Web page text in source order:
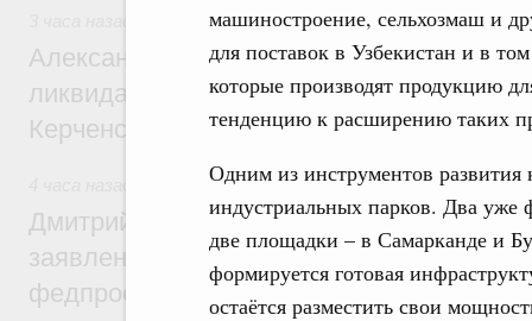
машиностроение, сельхозмаш и
для поставок в Узбекистан и в
которые производят продукцию
тенденцию к расширению таких
Одним из инструментов развития
индустриальных парков. Два
две площадки – в Самарканде и
формируется готовая
остаётся разместить свои
Чрезвычайные ситуации и ликвидация их
Александр Козлов провёл заседание
ликвидации последствий чрезвычайной
Керченском проливе
Среднее профессиональное образование
Дмитрий Чернышенко: Установлен
заявлений от абитуриентов колледжей и
федпроекта «Профессионалитет»